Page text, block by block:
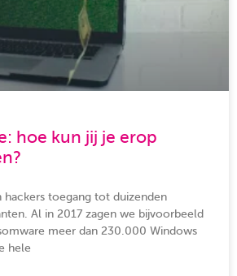
hoe kun jij je erop
hackers toegang tot duizenden
Al in 2017 zagen we bijvoorbeeld
meer dan 230.000 Windows
hele